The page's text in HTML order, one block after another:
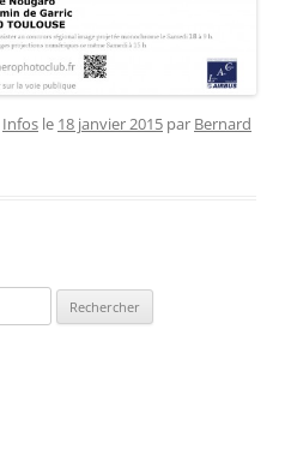
Infos le 18 janvier 2015 par Bernard